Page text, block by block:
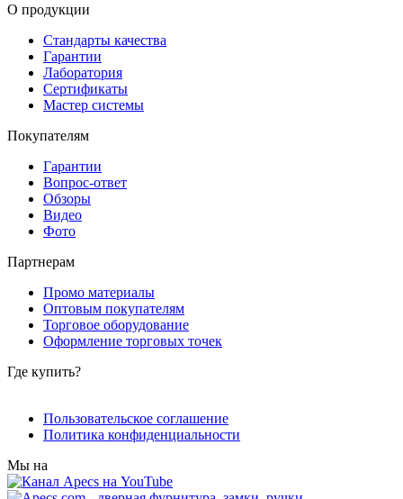
О продукции
Стандарты качества
Гарантии
Лаборатория
Сертификаты
Мастер системы
Покупателям
Гарантии
Вопрос-ответ
Обзоры
Видео
Фото
Партнерам
Промо материалы
Оптовым покупателям
Торговое оборудование
Оформление торговых точек
Где купить?
Пользовательское соглашение
Политика конфиденциальности
Мы на